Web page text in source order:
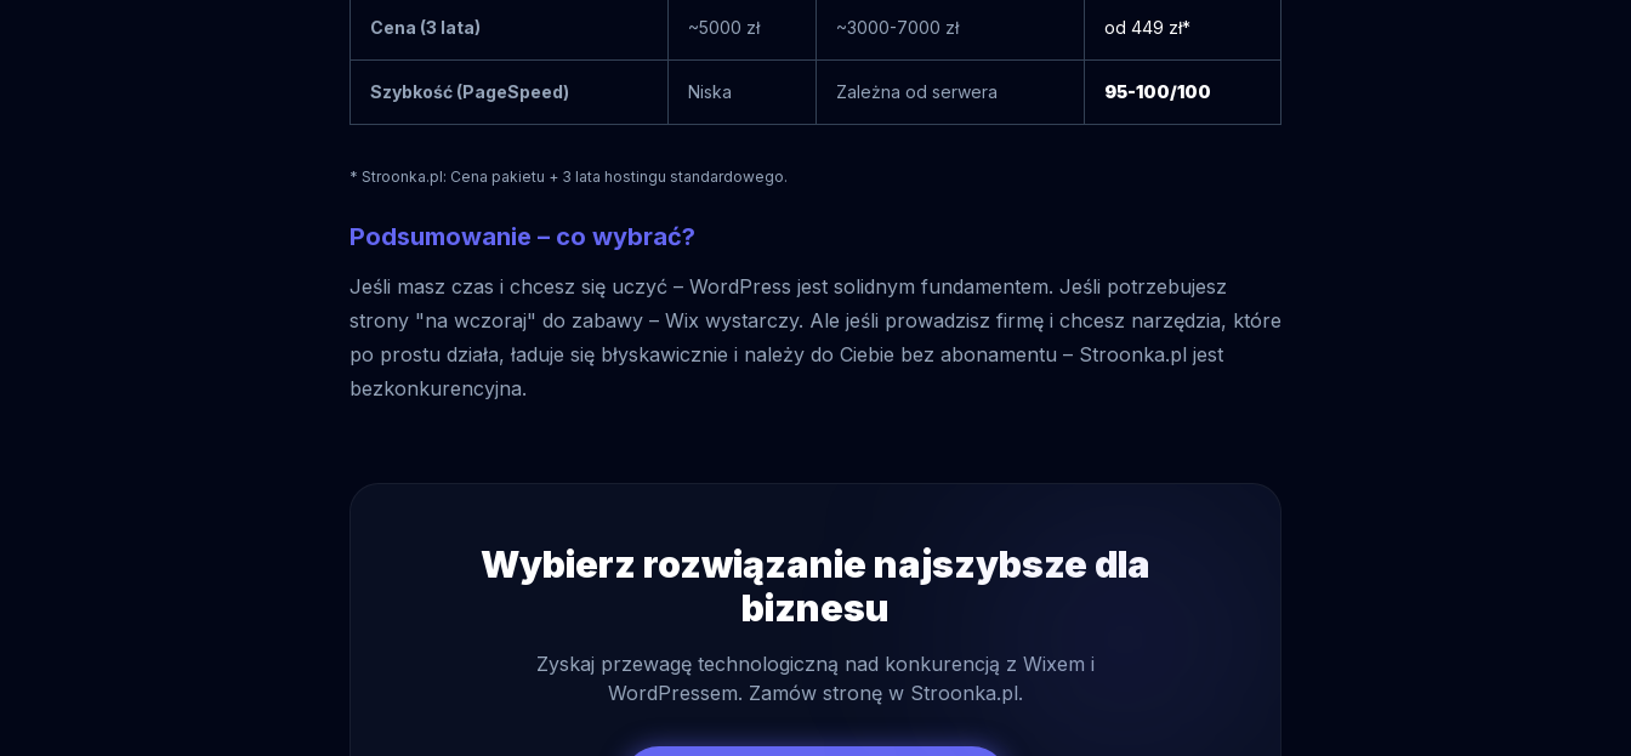
Cena (3 lata) ~5000 zł ~3000-7000 zł od 449 zł*
Szybkość (PageSpeed) Niska Zależna od serwera 95-100/100
* Stroonka.pl: Cena pakietu + 3 lata hostingu standardowego.
Podsumowanie – co wybrać?
Jeśli masz czas i chcesz się uczyć – WordPress jest solidnym fundamentem. Jeśli potrzebujesz
strony "na wczoraj" do zabawy – Wix wystarczy. Ale jeśli prowadzisz firmę i chcesz narzędzia, które
po prostu działa, ładuje się błyskawicznie i należy do Ciebie bez abonamentu – Stroonka.pl jest
bezkonkurencyjna.
Wybierz rozwiązanie najszybsze dla
biznesu
Zyskaj przewagę technologiczną nad konkurencją z Wixem i
WordPressem. Zamów stronę w Stroonka.pl.